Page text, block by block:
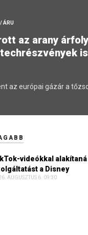
ÁRU
az arany
is
az európai gázár a
videókkal alakítaná
a Disney
AUGUSZTUS 6. 09:30